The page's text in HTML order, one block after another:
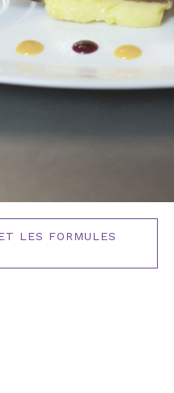
LES FORMULES